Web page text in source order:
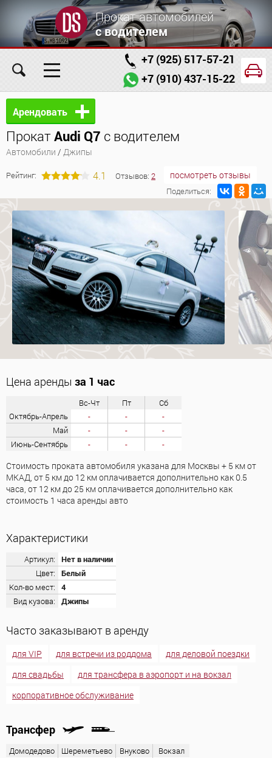
Прокат автомобилей
с водителем
+7 (925) 517-57-21
+7 (910) 437-15-22
Главная Автомобили
Условия аренды Заказ проката онлайн
Арендовать
ПрокатAudi Q7 с водителем
Автомобили / Джипы
Рейтинг: 4.1 Отзывов: 2 посмотреть отзывы
Поделиться:
Цена аренды за 1 час
Вс-Чт Пт
Сб
Октябрь-Апрель
- -
-
Май
- -
-
Июнь-Сентябрь
- - -
Стоимость проката автомобиля указана для Москвы + 5 км от
МКАД, от 5 км до 12 км оплачивается дополнительно как 0.5
часа, от 12 км до 25 км оплачивается дополнительно как
стоимость 1 часа аренды авто
Характеристики
Артикул:
Нет в наличии
Цвет:
Белый
Кол-во мест:
4
Вид кузова:
Джипы
Часто заказывают в аренду
для VIP для встречи из роддома
для деловой поездки
для свадьбы
для трансфера в аэропорт и на вокзал
корпоративное обслуживание
Трансфер
Домодедово Шереметьево Внуково
Вокзал